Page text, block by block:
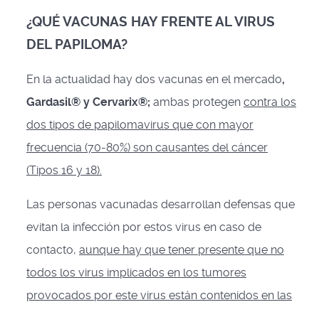
¿QUÉ VACUNAS HAY FRENTE AL VIRUS
DEL PAPILOMA?
En la actualidad hay dos vacunas en el mercado,
Gardasil® y Cervarix®; ambas protegen contra los
dos tipos de papilomavirus que con mayor
frecuencia (70-80%) son causantes del cáncer
(Tipos 16 y 18).
Las personas vacunadas desarrollan defensas que
evitan la infección por estos virus en caso de
contacto, aunque hay que tener presente que no
todos los virus implicados en los tumores
provocados por este virus están contenidos en las